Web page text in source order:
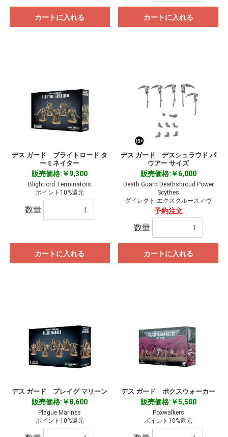
カートに入れる カートに入れる
デス ガード ブライトロード タ
ーミネイター
販売価格:￥9,300
Blightlord Terminators
ポイント10%還元
数量
カートに入れる
デス ガード デスシュラウド パ
ウアー サイズ
販売価格:￥6,000
Death Guard Deathshroud Power
Scythes
ダイレクト エクスクルースィヴ
予約注文
数量
カートに入れる
デス ガード プレイグ マリーン
販売価格:￥8,600
Plague Marines
ポイント10%還元
デス ガード ポクスウォーカー
販売価格:￥5,500
Poxwalkers
ポイント10%還元